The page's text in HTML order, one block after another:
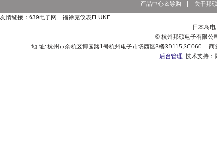
产品中心＆导购
关于邦硕
友情链接：639电子网 福禄克仪表FLUKE
日本岛
© 杭州邦硕电子有限公
地 址: 杭州市余杭区博园路1号杭州电子市场西区3楼3D115,3C060
后台管理 技术支持：